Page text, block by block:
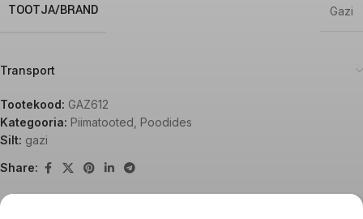
TOOTJA/BRAND Gazi
Transport
Tootekood: GAZ612
Kategooria: Piimatooted Poodides
Silt: gazi
Share: